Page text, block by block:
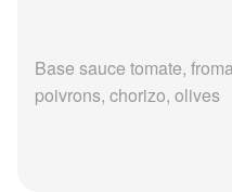
Base sauce tomate,
poivrons, chorizo, olives